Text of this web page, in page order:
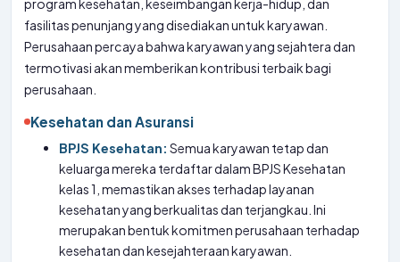
program kesehatan, keseimbangan kerja-hidup, dan
fasilitas penunjang yang disediakan untuk karyawan.
Perusahaan percaya bahwa karyawan yang sejahtera dan
termotivasi akan memberikan kontribusi terbaik bagi
perusahaan.
Kesehatan dan Asuransi
BPJS Kesehatan: Semua karyawan tetap dan
keluarga mereka terdaftar dalam BPJS Kesehatan
kelas 1, memastikan akses terhadap layanan
kesehatan yang berkualitas dan terjangkau. Ini
merupakan bentuk komitmen perusahaan terhadap
kesehatan dan kesejahteraan karyawan.